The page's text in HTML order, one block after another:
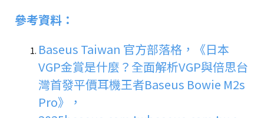
參考資料：
Baseus Taiwan 官方部落格，《日本
VGP金賞是什麼？全面解析VGP與倍思台
灣首發平價耳機王者Baseus Bowie M2s
Pro》，